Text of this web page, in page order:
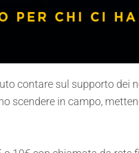
contare sul supporto dei
scendere in campo,